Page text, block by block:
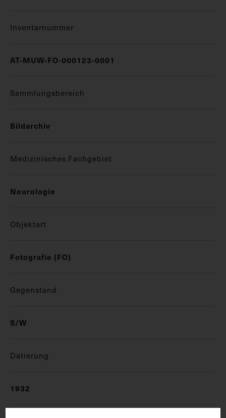
Inventarnummer
AT-MUW-FO-000123-0001
Sammlungsbereich
Bildarchiv
Medizinisches Fachgebiet
Neurologie
Objektart
Fotografie (FO)
Gegenstand
S/W
Datierung
1932